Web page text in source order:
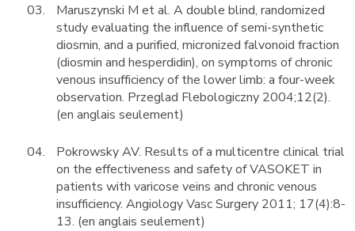
Maruszynski M et al. A double blind, randomized
study evaluating the influence of semi-synthetic
diosmin, and a purified, micronized falvonoid fraction
(diosmin and hesperdidin), on symptoms of chronic
venous insufficiency of the lower limb: a four-week
observation. Przeglad Flebologiczny 2004;12(2).
(en anglais seulement)
Pokrowsky AV. Results of a multicentre clinical trial
on the effectiveness and safety of VASOKET in
patients with varicose veins and chronic venous
insufficiency. Angiology Vasc Surgery 2011; 17(4):8-
13. (en anglais seulement)